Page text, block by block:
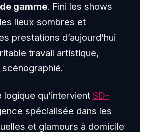
gamme. Fini les shows
lieux sombres et
prestations d’aujourd’hui
travail artistique,
logique qu’intervient SD-
spécialisée dans les
et glamours à domicile